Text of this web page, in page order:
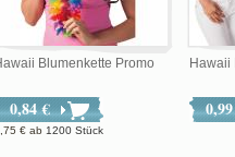
Blumenkette Promo
0,84 €
€ ab 1200 Stück
Hawaii